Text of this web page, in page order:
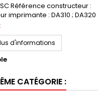
Référence constructeur :
imprimante : DA310 ; DA320
d'informations
CATÉGORIE :